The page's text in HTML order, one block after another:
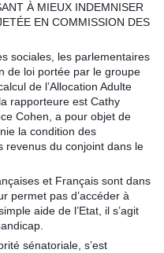
À MIEUX INDEMNISER
EN COMMISSION DES
sociales, les parlementaires
de loi portée par le groupe
de l’Allocation Adulte
rapporteure est Cathy
Cohen, a pour objet de
la condition des
revenus du conjoint dans le
et Français sont dans
permet pas d’accéder à
aide de l’Etat, il s’agit
sénatoriale, s’est